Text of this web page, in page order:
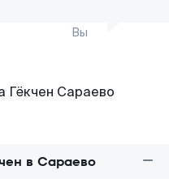
Вы
в Сараево